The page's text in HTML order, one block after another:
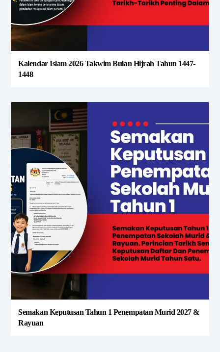
Kalendar Islam 2026 Takwim Bulan Hijrah Tahun 1447-
1448
Semakan Keputusan Tahun 1 Penempatan Murid 2027 &
Rayuan